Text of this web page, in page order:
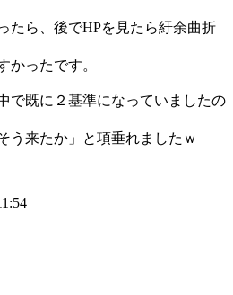
たら、後でHPを見たら紆余曲折
かったです。
で既に２基準になっていましたの
う来たか」と項垂れましたｗ